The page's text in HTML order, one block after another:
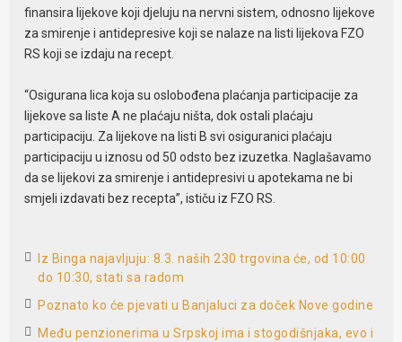
finansira lijekove koji djeluju na nervni sistem, odnosno lijekove
za smirenje i antidepresive koji se nalaze na listi lijekova FZO
RS koji se izdaju na recept.
“Osigurana lica koja su oslobođena plaćanja participacije za
lijekove sa liste A ne plaćaju ništa, dok ostali plaćaju
participaciju. Za lijekove na listi B svi osiguranici plaćaju
participaciju u iznosu od 50 odsto bez izuzetka. Naglašavamo
da se lijekovi za smirenje i antidepresivi u apotekama ne bi
smjeli izdavati bez recepta”, ističu iz FZO RS.
Iz Binga najavljuju: 8.3. naših 230 trgovina će, od 10:00
do 10:30, stati sa radom
Poznato ko će pjevati u Banjaluci za doček Nove godine
Među penzionerima u Srpskoj ima i stogodišnjaka, evo i